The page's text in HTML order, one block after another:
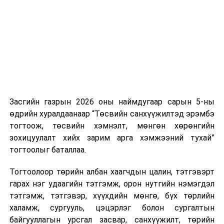
Шинэ хууль Францын зах зээлд үйлчилдэг гадаадын
дуудлагын төвүүдэд нөлөөлөхөөр байна. Тухайлбал,
Мароккогийн дуудлагын төвүүдийн орлогын 80 гаруй
хувь Францын зах зээлээс бүрддэг бөгөөд тус улсын
40–50 мянган ажлын байр эрсдэлд орж болзошгүйг
Засгийн газрын 2026 оны наймдугаар сарын 5-ны
өдрийн хуралдаанаар “Төсвийн санхүүжилтэд эрэмбэ
тогтоож, төсвийн хэмнэлт, мөнгөн хөрөнгийн
зохицуулалт хийх зарим арга хэмжээний тухай”
тогтоолыг баталлаа.
Тогтоолоор төрийн албан хаагчдын цалин, тэтгэвэрт
гарах нэг удаагийн тэтгэмж, орон нутгийн нэмэгдэл
тэтгэмж, тэтгэвэр, хүүхдийн мөнгө, бүх төрлийн
халамж, сургууль, цэцэрлэг болон сургалтын
байгууллагын урсгал засвар, санхүүжилт, төрийн